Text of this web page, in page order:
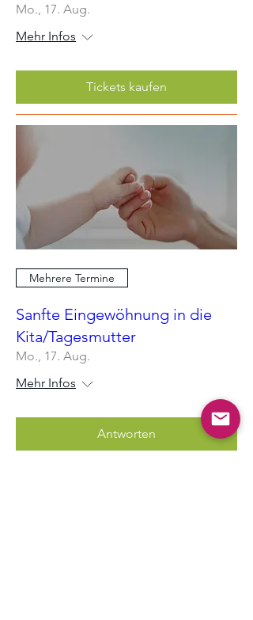
Mo., 17. Aug.
Mehr Infos
Tickets kaufen
Mehrere Termine
Sanfte Eingewöhnung in die
Kita/Tagesmutter
Mo., 17. Aug.
Mehr Infos
Antworten